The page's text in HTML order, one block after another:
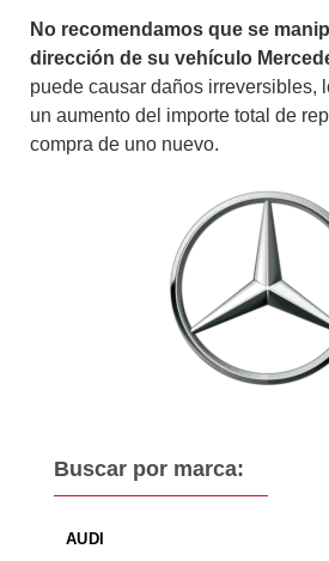
Buscar por marca:
AUDI
No recomendamos que se
dirección de su vehículo
puede causar daños irreversibles,
un aumento del importe total de
compra de uno nuevo.